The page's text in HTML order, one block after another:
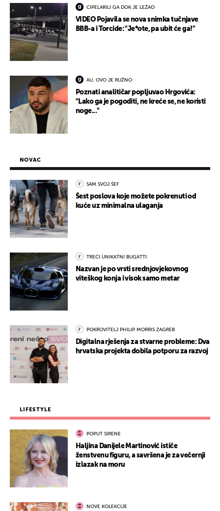
CIPELARILI GA DOK JE LEŽAO
VIDEO Pojavila se nova snimka tučnjave
BBB-a i Torcide: "Je*ote, pa ubit će ga!"
AU, OVO JE RUŽNO
Poznati analitičar popljuvao Hrgovića:
"Lako ga je pogoditi, ne kreće se, ne koristi
noge..."
NOVAC
SAM SVOJ ŠEF
Šest poslova koje možete pokrenuti od
kuće uz minimalna ulaganja
TREĆI UNIKATNI BUGATTI
Nazvan je po vrsti srednjovjekovnog
viteškog konja i visok samo metar
POKROVITELJ PHILIP MORRIS ZAGREB
Digitalna rješenja za stvarne probleme: Dva
hrvatska projekta dobila potporu za razvoj
LIFESTYLE
POPUT SIRENE
Haljina Danijele Martinović ističe
ženstvenu figuru, a savršena je za večernji
izlazak na moru
NOVE KOLEKCIJE